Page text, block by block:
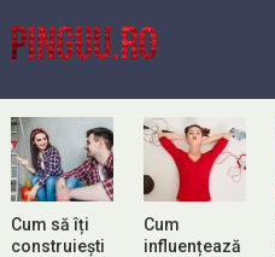
Cum să îți
construiești
Cum
influențează